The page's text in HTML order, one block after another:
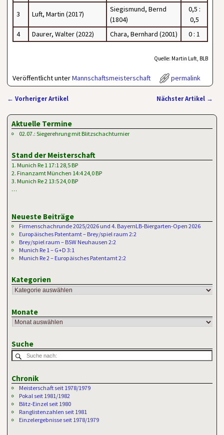
3 Luft, Martin (2017)
Siegismund, Bernd
(1804)
0,5 :
0,5
4
Daurer, Walter (2022) Chara, Bernhard (2001) 0 : 1
Quelle: Martin Luft, BLB
Veröffentlicht unterMannschaftsmeisterschaft permalink
← Vorheriger Artikel Nächster Artikel →
Aktuelle Termine
02.07.: Siegerehrung mit Blitzschachturnier
Stand der Meisterschaft
1. Munich Re 1 17:1 28,5 BP
2. Finanzamt München 14:4 24,0 BP
3. Munich Re 2 13:5 24,0 BP
…
Neueste Beiträge
Firmenschachrunde 2025/2026 und 4. BayernLB-Biergarten-Open 2026
Europäisches Patentamt – Brey/spiel raum 2:2
Brey/spiel raum – BSW Neuhausen 2:2
Munich Re 1 – G+D 3:1
Munich Re 2 – Europäisches Patentamt 2:2
Kategorien
Monate
Suche
Chronik
Meisterschaft seit 1978/1979
Pokal seit 1981/1982
Blitz-Einzel seit 1980
Ranglistenzahlen seit 1981
Einzelergebnisse seit 1978/1979